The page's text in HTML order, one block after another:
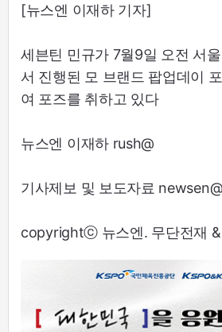
[뉴스엔 이재하 기자]
세븐틴 민규가 7월9일 오전 서
서 진행된 모 브랜드 팝업데이
여 포즈를 취하고 있다
뉴스엔 이재하 rush@
기사제보 및 보도자료
copyrightⓒ 뉴스엔. 무단전재 &